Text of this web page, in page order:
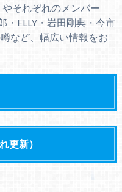
それぞれのメンバー
・ELLY・岩田剛典・今市
など、幅広い情報をお
更新）